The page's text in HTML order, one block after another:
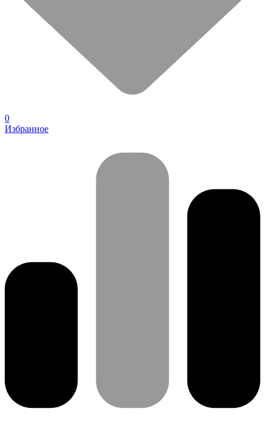
0
Избранное